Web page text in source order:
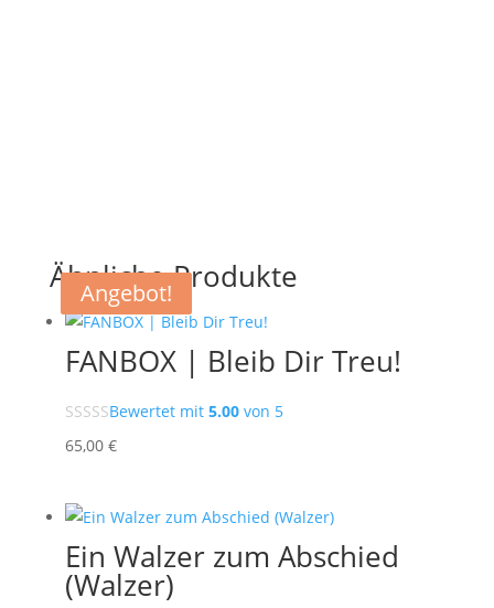
Ähnliche Produkte
FANBOX | Bleib Dir Treu!
Bewertet mit 5.00von 5
65,00 €
Ein Walzer zum Abschied
(Walzer)
Angebot!
Angebot!